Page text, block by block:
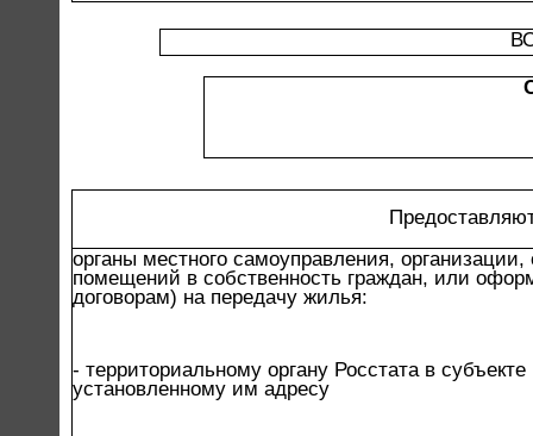
органы местного самоуправления,
помещений в собственность граждан, или
договорам) на передачу жилья:
- территориальному органу Росстата в
установленному им адресу